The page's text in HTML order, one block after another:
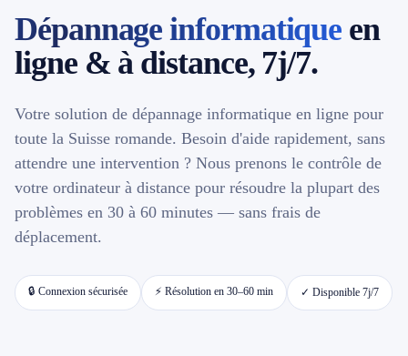
Services
Tarifs
Contact
📱 Réparation téléphone par marque
Dépannage informatique en
ligne & à distance, 7j/7.
Votre solution de dépannage informatique en ligne pour
toute la Suisse romande. Besoin d'aide rapidement, sans
attendre une intervention ? Nous prenons le contrôle de
votre ordinateur à distance pour résoudre la plupart des
problèmes en 30 à 60 minutes — sans frais de
déplacement.
🔒 Connexion sécurisée ⚡ Résolution en 30–60 min ✓ Disponible 7j/7